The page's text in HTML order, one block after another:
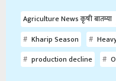
Agriculture News कृषी बातम्या
Kharip Season
production decline